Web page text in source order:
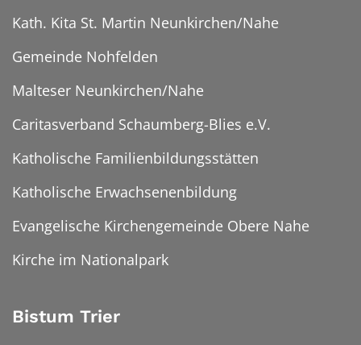
Kath. Kita St. Martin Neunkirchen/Nahe
Gemeinde Nohfelden
Malteser Neunkirchen/Nahe
Caritasverband Schaumberg-Blies e.V.
Katholische Familienbildungsstätten
Katholische Erwachsenenbildung
Evangelische Kirchengemeinde Obere Nahe
Kirche im Nationalpark
Bistum Trier